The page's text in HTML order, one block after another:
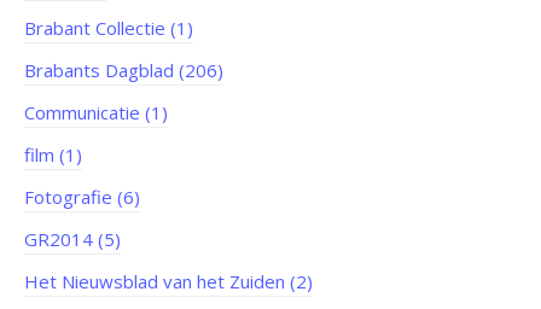
Brabant Collectie (1)
Brabants Dagblad (206)
Communicatie (1)
film (1)
Fotografie (6)
GR2014 (5)
Het Nieuwsblad van het Zuiden (2)